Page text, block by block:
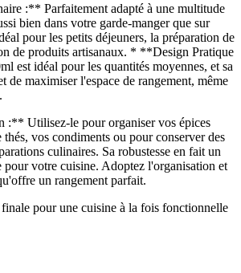
:** Parfaitement adapté à une multitude
bien dans votre garde-manger que sur
pour les petits déjeuners, la préparation de
de produits artisanaux. * **Design Pratique
est idéal pour les quantités moyennes, et sa
de maximiser l'espace de rangement, même
:** Utilisez-le pour organiser vos épices
thés, vos condiments ou pour conserver des
culinaires. Sa robustesse en fait un
pour votre cuisine. Adoptez l'organisation et
un rangement parfait.
pour une cuisine à la fois fonctionnelle